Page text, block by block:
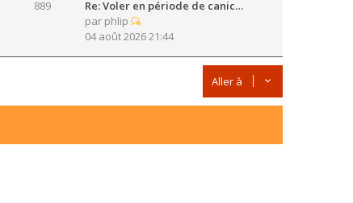
889
Re: Voler en période de canic…
par phlip
04 août 2026 21:44
Aller à